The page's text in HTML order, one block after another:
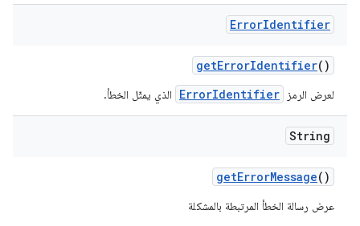
ErrorIdentifier
getErrorIdentifier()
لعرض الرمز ErrorIdentifier الذي يمثّل الخطأ.
String
getErrorMessage()
عرض رسالة الخطأ المرتبطة بالمشكلة